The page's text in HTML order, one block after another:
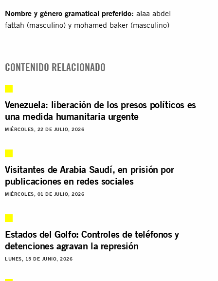
Nombre y género gramatical preferido: alaa abdel
fattah (masculino) y mohamed baker (masculino)
CONTENIDO RELACIONADO
Venezuela: liberación de los presos políticos es
una medida humanitaria urgente
MIÉRCOLES, 22 DE JULIO, 2026
Visitantes de Arabia Saudí, en prisión por
publicaciones en redes sociales
MIÉRCOLES, 01 DE JULIO, 2026
Estados del Golfo: Controles de teléfonos y
detenciones agravan la represión
LUNES, 15 DE JUNIO, 2026